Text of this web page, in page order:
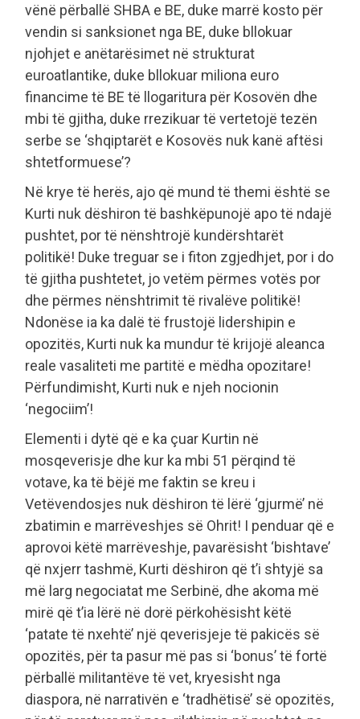
vënë përballë SHBA e BE, duke marrë kosto për
vendin si sanksionet nga BE, duke bllokuar
njohjet e anëtarësimet në strukturat
euroatlantike, duke bllokuar miliona euro
financime të BE të llogaritura për Kosovën dhe
mbi të gjitha, duke rrezikuar të vertetojë tezën
serbe se ‘shqiptarët e Kosovës nuk kanë aftësi
shtetformuese’?
Në krye të herës, ajo që mund të themi është se
Kurti nuk dëshiron të bashkëpunojë apo të ndajë
pushtet, por të nënshtrojë kundërshtarët
politikë! Duke treguar se i fiton zgjedhjet, por i do
të gjitha pushtetet, jo vetëm përmes votës por
dhe përmes nënshtrimit të rivalëve politikë!
Ndonëse ia ka dalë të frustojë lidershipin e
opozitës, Kurti nuk ka mundur të krijojë aleanca
reale vasaliteti me partitë e mëdha opozitare!
Përfundimisht, Kurti nuk e njeh nocionin
‘negociim’!
Elementi i dytë që e ka çuar Kurtin në
mosqeverisje dhe kur ka mbi 51 përqind të
votave, ka të bëjë me faktin se kreu i
Vetëvendosjes nuk dëshiron të lërë ‘gjurmë’ në
zbatimin e marrëveshjes së Ohrit! I penduar që e
aprovoi këtë marrëveshje, pavarësisht ‘bishtave’
që nxjerr tashmë, Kurti dëshiron që t’i shtyjë sa
më larg negociatat me Serbinë, dhe akoma më
mirë që t’ia lërë në dorë përkohësisht këtë
‘patate të nxehtë’ një qeverisjeje të pakicës së
opozitës, për ta pasur më pas si ‘bonus’ të fortë
përballë militantëve të vet, kryesisht nga
diaspora, në narrativën e ‘tradhëtisë’ së opozitës,